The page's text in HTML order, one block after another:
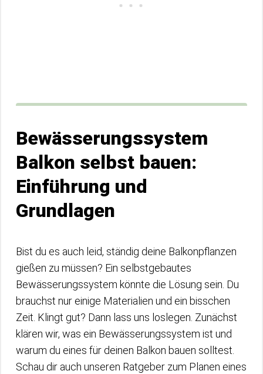
Bewässerungssystem
Balkon selbst bauen:
Einführung und
Grundlagen
Bist du es auch leid, ständig deine Balkonpflanzen
gießen zu müssen? Ein selbstgebautes
Bewässerungssystem könnte die Lösung sein. Du
brauchst nur einige Materialien und ein bisschen
Zeit. Klingt gut? Dann lass uns loslegen. Zunächst
klären wir, was ein Bewässerungssystem ist und
warum du eines für deinen Balkon bauen solltest.
Schau dir auch unseren Ratgeber zum Planen eines